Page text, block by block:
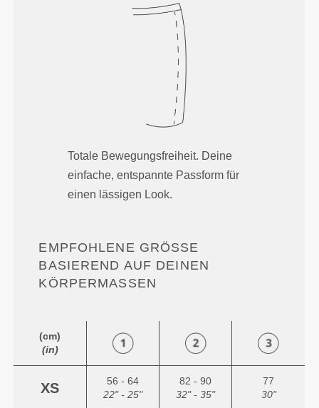
Totale Bewegungsfreiheit. Deine
einfache, entspannte Passform für
einen lässigen Look.
EMPFOHLENE GRÖSSE B
ASIEREND AUF DEINEN K
ÖRPERMASSEN
(cm)
(in)
XS
56 - 64
22" - 25"
82 - 90
32" - 35"
77
30"